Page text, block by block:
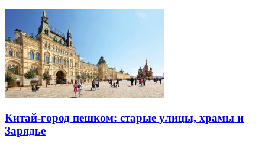
Китай-город пешком: старые улицы, храмы и
Зарядье